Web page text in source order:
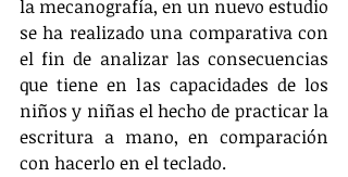
la mecanografía, en un nuevo estudio
se ha realizado una comparativa con
el fin de analizar las consecuencias
que tiene en las capacidades de los
niños y niñas el hecho de practicar la
escritura a mano, en comparación
con hacerlo en el teclado.